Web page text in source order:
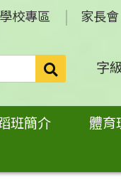
校專區 家長會
搜
尋：
字
班簡介 體育